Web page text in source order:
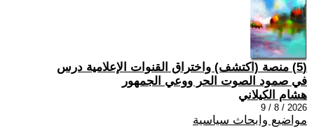
(5) منصة (اكتشف) واختراق القنوات الإعلامية درس
في صمود الصوت الحر ووعي الجمهور
هشام الكيلاني
2026 / 8 / 9
مواضيع وابحاث سياسية